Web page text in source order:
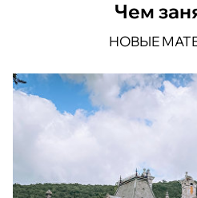
Чем
НОВЫЕ